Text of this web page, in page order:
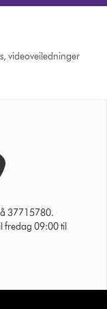
videoveiledninger
37715780.
fredag 09:00 til